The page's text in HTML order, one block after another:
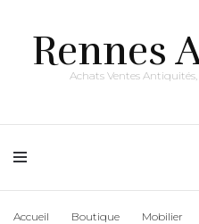
Rennes
Achats Ventes
Accueil Boutique Mobilier